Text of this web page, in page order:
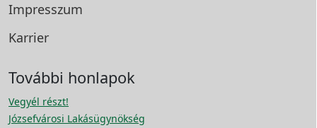
Impresszum
Karrier
További honlapok
Vegyél részt!
Józsefvárosi Lakásügynökség